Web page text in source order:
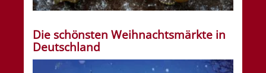
Die schönsten Weihnachtsmärkte in
Deutschland